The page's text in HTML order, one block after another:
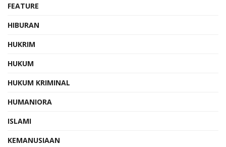
FEATURE
HIBURAN
HUKRIM
HUKUM
HUKUM KRIMINAL
HUMANIORA
ISLAMI
KEMANUSIAAN